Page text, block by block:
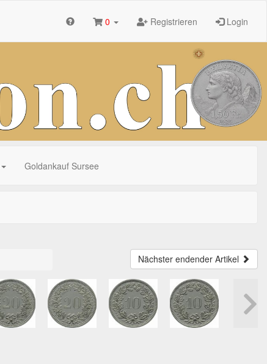
0 Registrieren Login
Goldankauf Sursee
Nächster endender Artikel